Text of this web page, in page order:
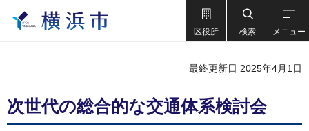
区役所 検索 メニュー
最終更新日 2025年4月1日
次世代の総合的な交通体系検討会